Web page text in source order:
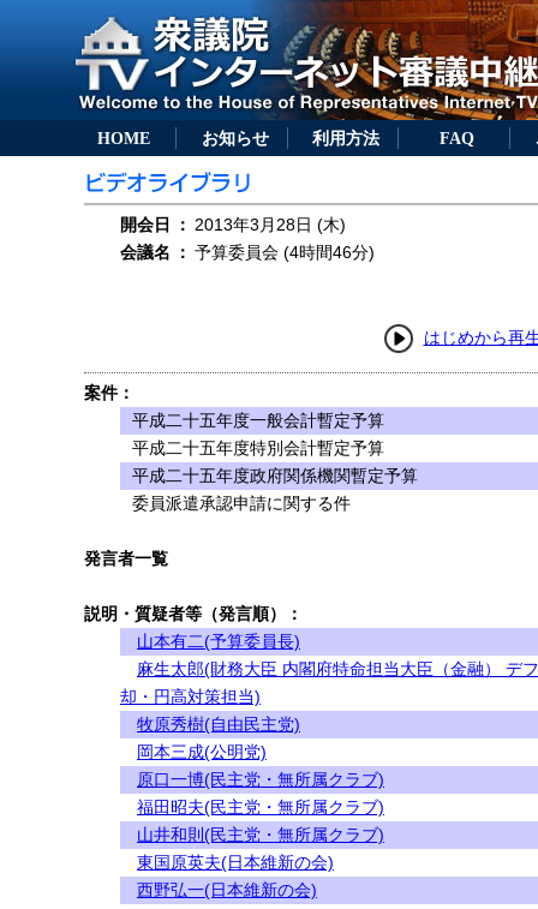
HOME お知らせ 利用方法 FAQ
開会日 ： 2013年3月28日 (木)
会議名
： 予算委員会 (4時間46分)
はじめから再
案件：
平成二十五年度一般会計暫定予算
平成二十五年度特別会計暫定予算
平成二十五年度政府関係機関暫定予算
委員派遣承認申請に関する件
発言者一覧
説明・質疑者等（発言順）：
山本有二(予算委員長)
麻生太郎(財務大臣 内閣府特命担当大臣（金融） デ
却・円高対策担当)
牧原秀樹(自由民主党)
岡本三成(公明党)
原口一博(民主党・無所属クラブ)
福田昭夫(民主党・無所属クラブ)
山井和則(民主党・無所属クラブ)
東国原英夫(日本維新の会)
西野弘一(日本維新の会)